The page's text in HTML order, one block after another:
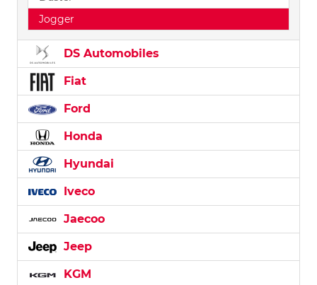
Jogger
DS Automobiles
Fiat
Ford
Honda
Hyundai
Iveco
Jaecoo
Jeep
KGM